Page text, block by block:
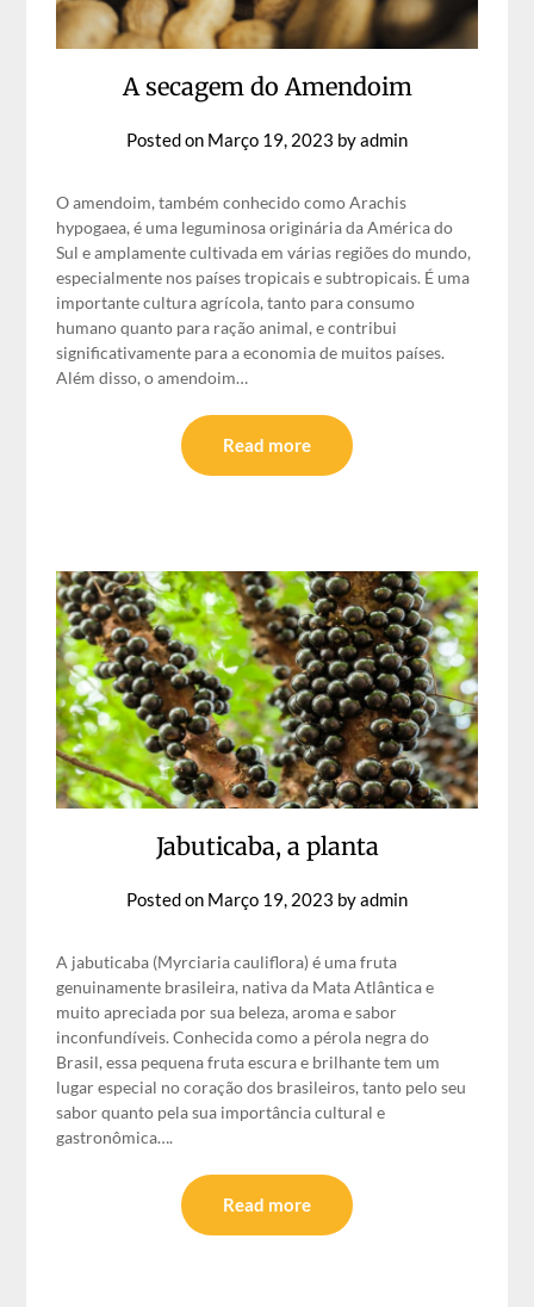
A secagem do Amendoim
Posted on Março 19, 2023 byadmin
O amendoim, também conhecido como Arachis
hypogaea, é uma leguminosa originária da América do
Sul e amplamente cultivada em várias regiões do mundo,
especialmente nos países tropicais e subtropicais. É uma
importante cultura agrícola, tanto para consumo
humano quanto para ração animal, e contribui
significativamente para a economia de muitos países.
Além disso, o amendoim…
Read more
Jabuticaba, a planta
Posted on Março 19, 2023 byadmin
A jabuticaba (Myrciaria cauliflora) é uma fruta
genuinamente brasileira, nativa da Mata Atlântica e
muito apreciada por sua beleza, aroma e sabor
inconfundíveis. Conhecida como a pérola negra do
Brasil, essa pequena fruta escura e brilhante tem um
lugar especial no coração dos brasileiros, tanto pelo seu
sabor quanto pela sua importância cultural e
gastronômica….
Read more